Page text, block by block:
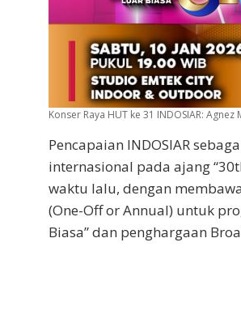
Konser Raya HUT ke 31 INDOSIAR:
Pencapaian INDOSIAR
internasional pada ajang
waktu lalu, dengan
(One-Off or Annual) untuk
Biasa” dan penghargaan